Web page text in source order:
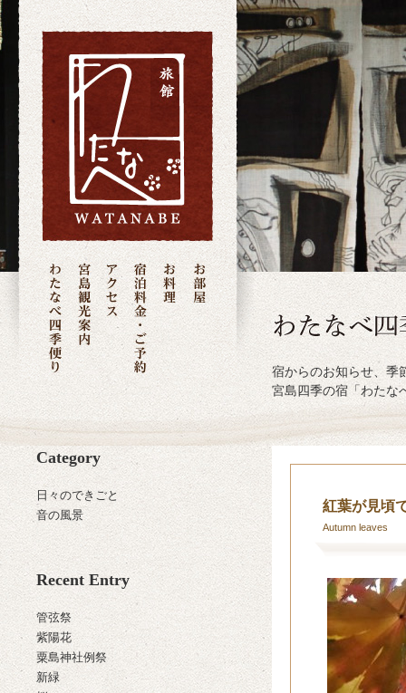
宿からのお知らせ、季
宮島四季の宿「わたな
Category
日々のできごと
音の風景
Recent Entry
管弦祭
紫陽花
粟島神社例祭
新緑
紅葉が見頃
Autumn leaves